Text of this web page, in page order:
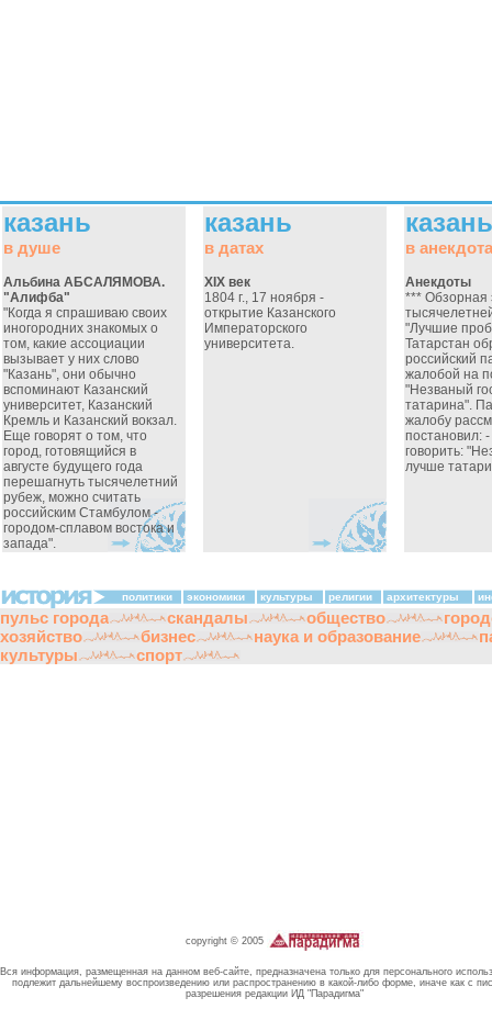
казань
в душе
Альбина АБСАЛЯМОВА.
"Алифба"
"Когда я спрашиваю своих
иногородних знакомых о
том, какие ассоциации
вызывает у них слово
"Казань", они обычно
вспоминают Казанский
университет, Казанский
Кремль и Казанский вокзал.
Еще говорят о том, что
город, готовящийся в
августе будущего года
перешагнуть тысячелетний
рубеж, можно считать
российским Стамбулом -
городом-сплавом востока и
запада".
казань
в датах
XIX век
1804 г., 17 ноября -
открытие Казанского
Императорского
университета.
казань
в
Анекдоты
*** Обзорная
"Лучшие
Татарстан
российский
жалобой на
"Незваный
татарина".
жалобу
постановил:
говорить:
лучше
политики экономики культуры религии архитектуры
пульс города скандалы общество
хозяйство
бизнес наука и образование
культуры
спорт
copyright © 2005
Вся информация, размещенная на данном веб-сайте, предназначена только для персонального
подлежит дальнейшему воспроизведению или распространению в какой-либо форме, иначе как с
разрешения редакции ИД "Парадигма"